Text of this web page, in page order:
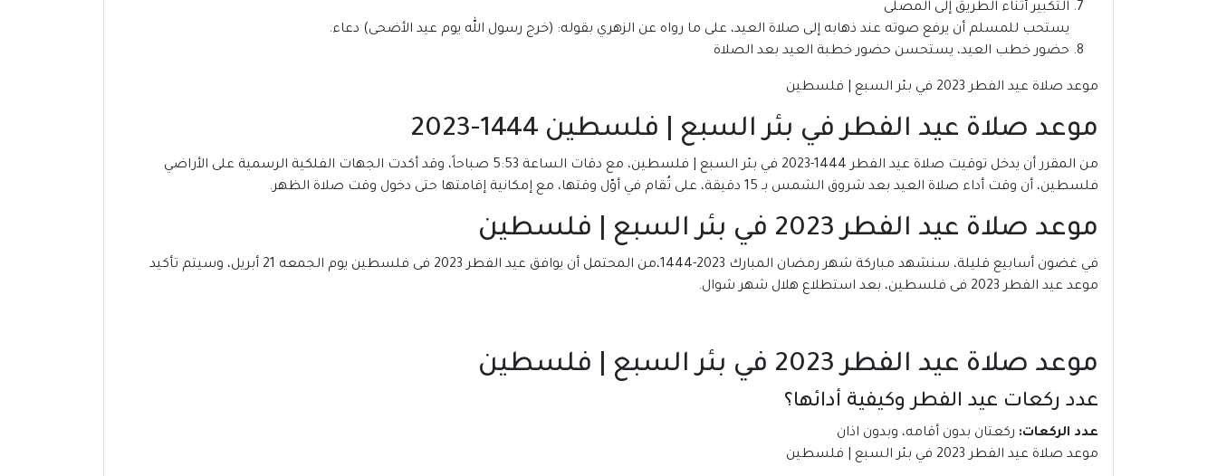
التكبير أثناء الطريق إلى المصلى
يستحب للمسلم أن يرفع صوته عند ذهابه إلى صلاة العيد، على ما رواه عن الزهري بقوله: (خرج رسول الله يوم عيد الأضحى) دعاء.
حضور خطب العيد، يستحسن حضور خطبة العيد بعد الصلاة
موعد صلاة عيد الفطر 2023 في بئر السبع | فلسطين
موعد صلاة عيد الفطر في بئر السبع | فلسطين 1444-2023
من المقرر أن يدخل توقيت صلاة عيد الفطر 1444-2023 في بئر السبع | فلسطين، مع دقات الساعة 5:53 صباحاً، وقد أكدت الجهات الفلكية الرسمية على الأراضي
فلسطين، أن وقت أداء صلاة العيد بعد شروق الشمس بـ 15 دقيقة، على تُقام في أوّل وقتها، مع إمكانية إقامتها حتى دخول وقت صلاة الظهر.
موعد صلاة عيد الفطر 2023 في بئر السبع | فلسطين
في غضون أسابيع قليلة، سنشهد مباركة شهر رمضان المبارك 2023-1444،من المحتمل أن يوافق عيد الفطر 2023 فى فلسطين يوم الجمعه 21 أبريل، وسيتم تأكيد
موعد عيد الفطر 2023 فى فلسطين، بعد استطلاع هلال شهر شوال.
موعد صلاة عيد الفطر 2023 في بئر السبع | فلسطين
عدد ركعات عيد الفطر وكيفية أدائها؟
عدد الركعات: ركعتان بدون أقامه، وبدون اذان
موعد صلاة عيد الفطر 2023 في بئر السبع | فلسطين